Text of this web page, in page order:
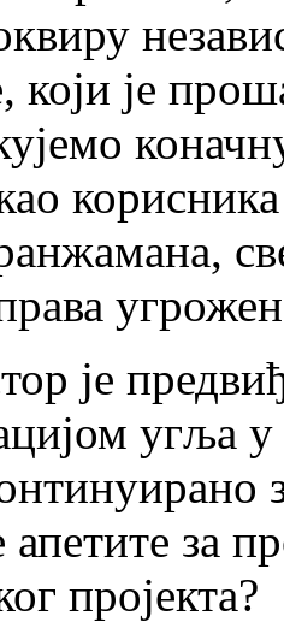
који је
је
угља
апетите за
пројекта?